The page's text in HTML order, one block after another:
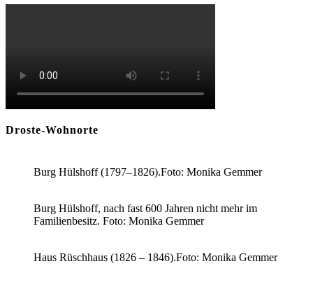
Droste-Wohnorte
Burg Hülshoff (1797–1826).Foto: Monika Gemmer
Burg Hülshoff, nach fast 600 Jahren nicht mehr im
Familienbesitz. Foto: Monika Gemmer
Haus Rüschhaus (1826 – 1846).Foto: Monika Gemmer